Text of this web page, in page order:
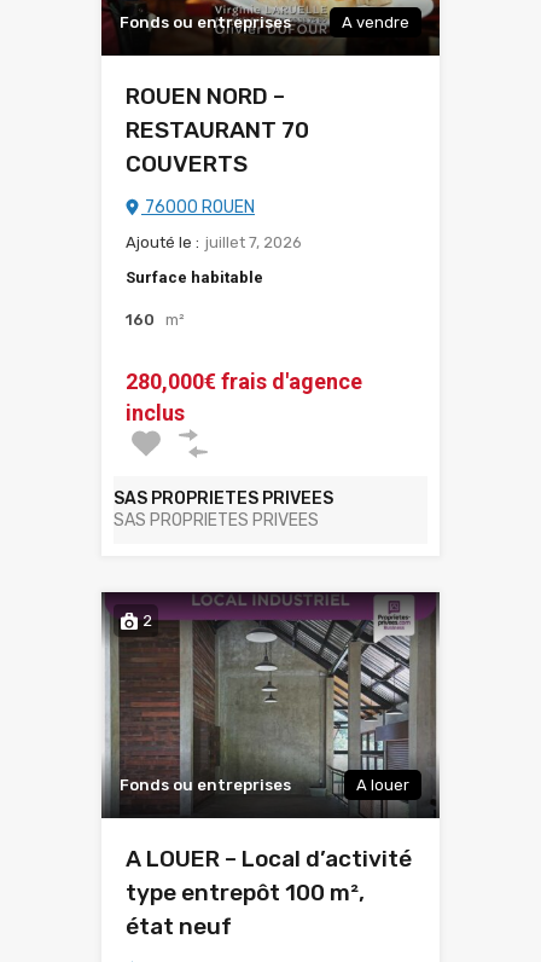
Fonds ou entreprises A vendre
ROUEN NORD –
RESTAURANT 70
COUVERTS
76000 ROUEN
Ajouté le : juillet 7, 2026
Surface habitable
160 m²
280,000€ frais d'agence
inclus
SAS PROPRIETES PRIVEES
SAS PROPRIETES PRIVEES
2
Fonds ou entreprises A louer
A LOUER – Local d’activité
type entrepôt 100 m²,
état neuf